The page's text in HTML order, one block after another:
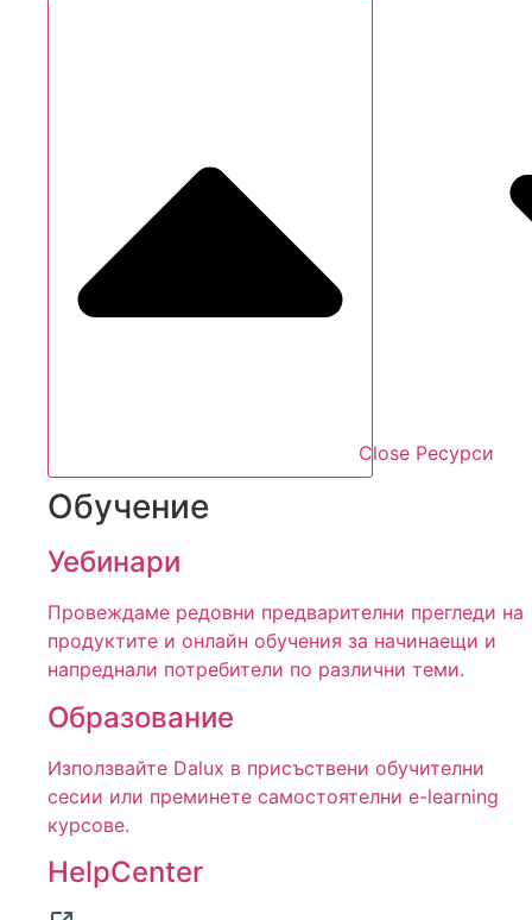
Close Ресурси
Обучение
Уебинари
Провеждаме редовни предварителни прегледи на
продуктите и онлайн обучения за начинаещи и
напреднали потребители по различни теми.
Образование
Използвайте Dalux в присъствени обучителни
сесии или преминете самостоятелни e-learning
курсове.
HelpCenter